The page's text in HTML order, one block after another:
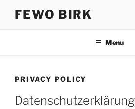
FEWO BIRK
Menu
PRIVACY POLICY
Datenschutzerklärung